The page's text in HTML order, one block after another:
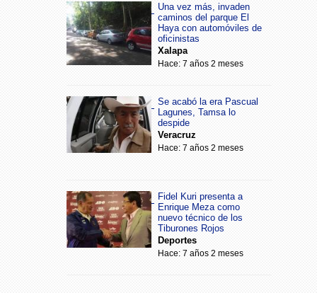
Una vez más, invaden
caminos del parque El
Haya con automóviles de
oficinistas
Xalapa
Hace: 7 años 2 meses
Se acabó la era Pascual
Lagunes, Tamsa lo
despide
Veracruz
Hace: 7 años 2 meses
Fidel Kuri presenta a
Enrique Meza como
nuevo técnico de los
Tiburones Rojos
Deportes
Hace: 7 años 2 meses